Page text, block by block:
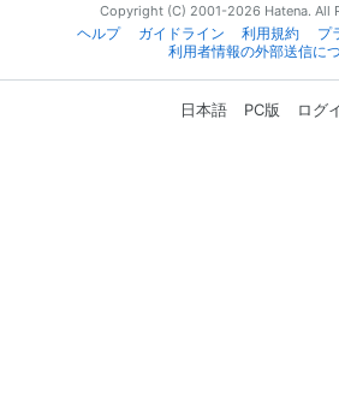
Copyright (C) 2001-2026 Hatena. All
ヘルプ
ガイドライン 利用規約
プ
利用者情報の外部送信に
日本語 PC版 ログ